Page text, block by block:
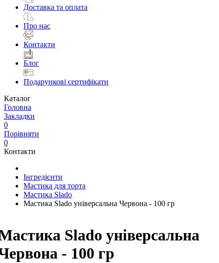
Доставка та оплата
Про нас
Контакти
Блог
Подарункові сертифікати
Каталог
Головна
Закладки
0
Порівняти
0
Контакти
Інгредієнти
Мастика для торта
Мастика Slado
Мастика Slado універсальна Червона - 100 гр
Slado універсальна
- 100 гр